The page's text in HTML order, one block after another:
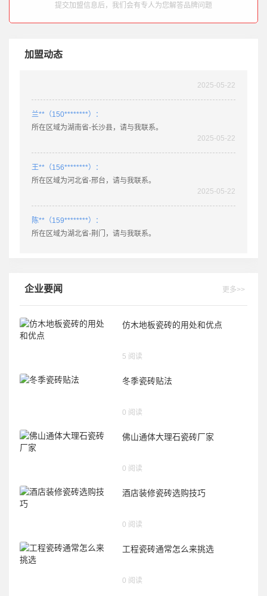
提交加盟信息后，我们会有专人为您解答品牌问题
加盟动态
徐**（132********）：
肖**（158********）：
2025-05-22
兰**（150********）：
所在区域为湖南省-长沙县，请与我联系。
2025-05-22
王**（156********）：
所在区域为河北省-邢台，请与我联系。
2025-05-22
陈**（159********）：
所在区域为湖北省-荆门，请与我联系。
所在区域为湖北省-老河口，请与我联系。
2025-03-11
徐**（132********）：
所在区域为四川省-阆中，请与我联系。
肖**（158********）：
兰**（150********）：
所在区域为湖南省-长沙县，请与我联系。
企业要闻 更多>>
仿木地板瓷砖的用处和优点
5 阅读
冬季瓷砖贴法
0 阅读
佛山通体大理石瓷砖厂家
0 阅读
酒店装修瓷砖选购技巧
0 阅读
工程瓷砖通常怎么来挑选
0 阅读